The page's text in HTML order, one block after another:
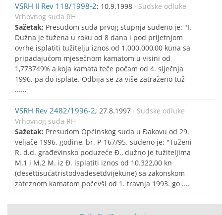
VSRH II Rev 118/1998-2; 10.9.1998 · Sudske odluke
Vrhovnog suda RH
Sažetak: Presudom suda prvog stupnja suđeno je: "I.
Dužna je tužena u roku od 8 dana i pod prijetnjom
ovrhe isplatiti tužitelju iznos od 1.000.000,00 kuna sa
pripadajućom mjesečnom kamatom u visini od
1,773749% a koja kamata teče počam od 4. siječnja
1996. pa do isplate. Odbija se za više zatraženo tuž
......
VSRH Rev 2482/1996-2; 27.8.1997 · Sudske odluke
Vrhovnog suda RH
Sažetak: Presudom Općinskog suda u Đakovu od 29.
veljače 1996. godine, br. P-167/95. suđeno je: "Tuženi
R. d.d. građevinsko poduzeće Đ., dužno je tužiteljima
M.1 i M.2 M. iz Đ. isplatiti iznos od 10.322,00 kn
(desettisućatristodvadesetdvijekune) sa zakonskom
zateznom kamatom počevši od 1. travnja 1993. go ....